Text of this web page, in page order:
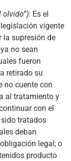
olvido”): Es el
vigente
la supresión de
no sean
fueron
retirado su
no cuente con
al tratamiento y
con el
tratados
deban
legal; o
producto